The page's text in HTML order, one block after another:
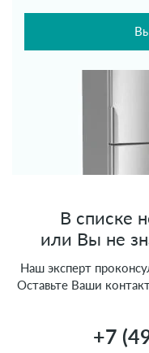
В списке
или Вы не
Наш эксперт
Оставьте Ваши
+7